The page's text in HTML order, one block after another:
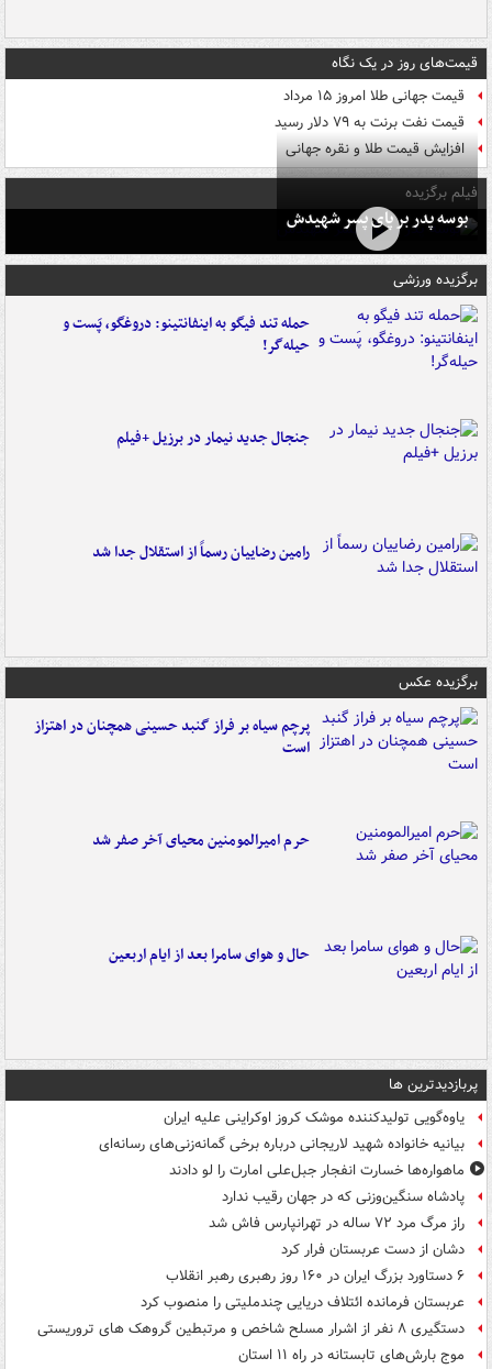
قیمت‌های روز در یک نگاه
قیمت جهانی طلا امروز ۱۵ مرداد
قیمت نفت برنت به ۷۹ دلار رسید
افزایش قیمت طلا و نقره جهانی
فیلم برگزیده
بوسه‌ پدر بر پای پسر شهیدش
برگزیده ورزشی
حمله تند فیگو به اینفانتینو: دروغگو، پَست‌ و
حیله‌گر!
جنجال جدید نیمار در برزیل +فیلم
رامین رضاییان رسماً از استقلال جدا شد
برگزیده عکس
پرچم سیاه بر فراز گنبد حسینی همچنان در اهتزاز
است
حرم امیرالمومنین محیای آخر صفر شد
حال و هوای سامرا بعد از ایام اربعین
پربازدیدترین ها
یاوه‌گویی تولیدکننده موشک کروز اوکراینی علیه ایران
بیانیه خانواده شهید لاریجانی درباره برخی گمانه‌زنی‌های رسانه‌ای
ماهواره‌ها خسارت انفجار جبل‌علی امارت را لو دادند
پادشاه سنگین‌وزنی که در جهان رقیب ندارد
راز مرگ مرد ۷۲ ساله در تهرانپارس فاش شد
دشان از دست عربستان فرار کرد
۶ دستاورد بزرگ ایران در ۱۶۰ روز رهبری رهبر انقلاب
عربستان فرمانده ائتلاف دریایی چندملیتی را منصوب کرد
دستگیری ۸ نفر از اشرار مسلح شاخص و مرتبطین گروهک های تروریستی
موج بارش‌های تابستانه در راه ۱۱ استان